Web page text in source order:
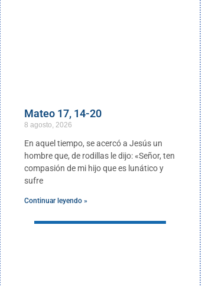
Mateo 17, 14-20
8 agosto, 2026
En aquel tiempo, se acercó a Jesús un
hombre que, de rodillas le dijo: «Señor, ten
compasión de mi hijo que es lunático y
sufre
Continuar leyendo »